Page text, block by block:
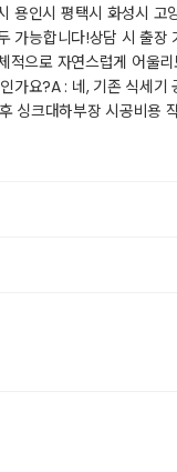
인시 평택시 화성시
능합니다!​상담 시 출
으로 자연스럽게 어
요?​A : 네, 기존 식세
싱크대하부장 시공비